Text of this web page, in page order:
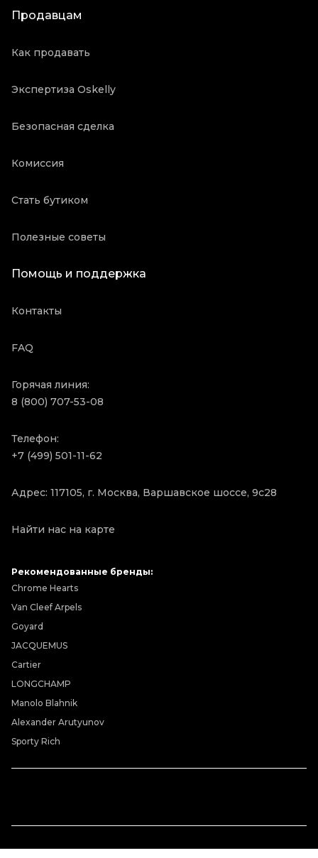
Продавцам
Как продавать
Экспертиза Oskelly
Безопасная сделка
Комиссия
Стать бутиком
Полезные советы
Помощь и поддержка
Контакты
FAQ
Горячая линия:
8 (800) 707-53-08
Телефон:
+7 (499) 501-11-62
Адрес: 117105, г. Москва, Варшавское шоссе, 9с28
Найти нас на карте
Рекомендованные бренды:
Chrome Hearts
Van Cleef Arpels
Goyard
JACQUEMUS
Cartier
LONGCHAMP
Manolo Blahnik
Alexander Arutyunov
Sporty Rich